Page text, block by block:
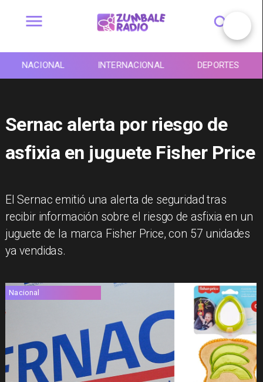
NACIONAL INTERNACIONAL DEPORTES
Sernac alerta por riesgo de
asfixia en juguete Fisher Price
El Sernac emitió una alerta de seguridad tras
recibir información sobre el riesgo de asfixia en un
juguete de la marca Fisher Price, con 57 unidades
ya vendidas.
Nacional